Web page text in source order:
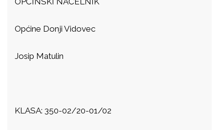
Općine Donji Vidovec
Josip Matulin
KLASA: 350-02/20-01/02